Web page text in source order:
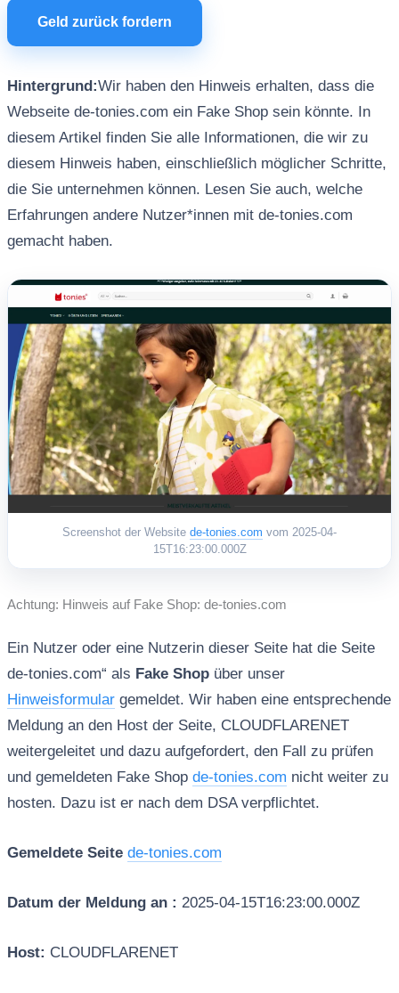
Geld zurück fordern
Hintergrund:Wir haben den Hinweis erhalten, dass die
Webseite de-tonies.com ein Fake Shop sein könnte. In
diesem Artikel finden Sie alle Informationen, die wir zu
diesem Hinweis haben, einschließlich möglicher Schritte,
die Sie unternehmen können. Lesen Sie auch, welche
Erfahrungen andere Nutzer*innen mit de-tonies.com
gemacht haben.
Screenshot der Website de-tonies.com vom 2025-04-
15T16:23:00.000Z
Achtung: Hinweis auf Fake Shop: de-tonies.com
Ein Nutzer oder eine Nutzerin dieser Seite hat die Seite
de-tonies.com“ als Fake Shopüber unser
Hinweisformulargemeldet. Wir haben eine entsprechende
Meldung an den Host der Seite, CLOUDFLARENET
weitergeleitet und dazu aufgefordert, den Fall zu prüfen
und gemeldeten Fake Shop de-tonies.com nicht weiter zu
hosten. Dazu ist er nach dem DSA verpflichtet.
Gemeldete Seite de-tonies.com
Datum der Meldung an : 2025-04-15T16:23:00.000Z
Host: CLOUDFLARENET